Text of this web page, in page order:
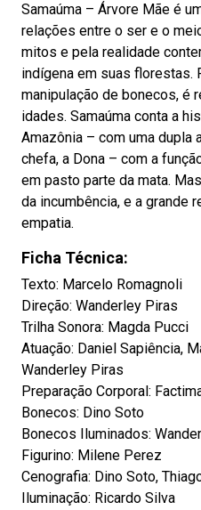
Samaúma – Árvore Mãe é
relações entre o ser e o
mitos e pela realidade
indígena em suas florestas.
manipulação de bonecos, é
idades. Samaúma conta a
Amazônia – com uma dupla
chefa, a Dona – com a
em pasto parte da mata.
da incumbência, e a grande
empatia.
Ficha Técnica:
Texto: Marcelo Romagnoli
Direção: Wanderley Piras
Trilha Sonora: Magda Pucci
Atuação: Daniel Sapiência,
Wanderley Piras
Preparação Corporal:
Bonecos: Dino Soto
Bonecos Iluminados:
Figurino: Milene Perez
Cenografia: Dino Soto,
Iluminação: Ricardo Silva